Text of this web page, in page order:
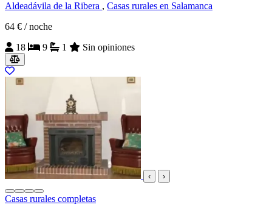
Aldeadávila de la Ribera , Casas rurales en Salamanca
64 € / noche
18
9 1 Sin opiniones
‹ ›
Casas rurales completas